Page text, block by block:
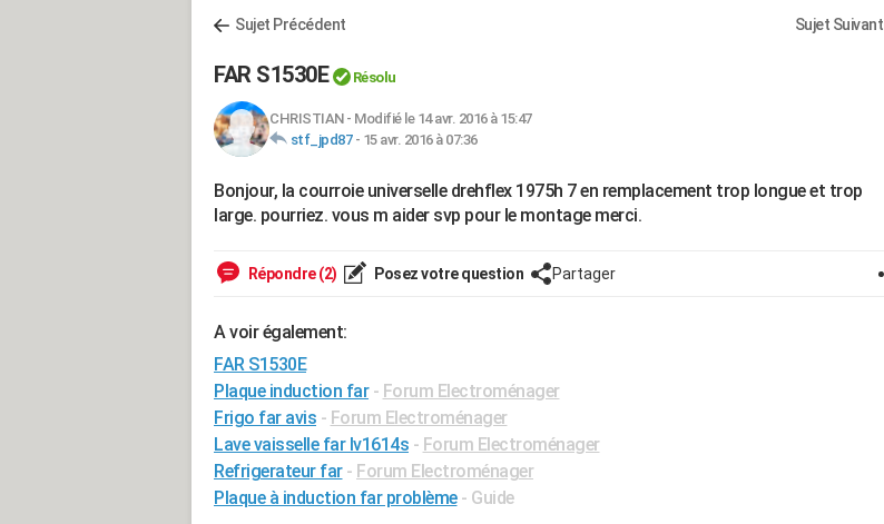
Sujet Précédent Sujet Suivant
FAR S1530E Résolu
CHRISTIAN- Modifié le 14 avr. 2016 à 15:47
stf_jpd87- 15 avr. 2016 à 07:36
Bonjour, la courroie universelle drehflex 1975h 7 en remplacement trop longue et trop
large. pourriez. vous m aider svp pour le montage merci.
Répondre (2) Posez votre question Partager
A voir également:
FAR S1530E
Plaque induction far - Forum Electroménager
Frigo far avis - Forum Electroménager
Lave vaisselle far lv1614s - Forum Electroménager
Refrigerateur far - Forum Electroménager
Plaque à induction far problème - Guide